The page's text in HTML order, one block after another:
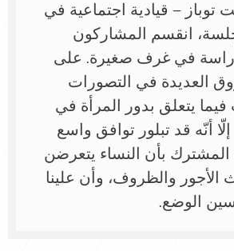
توباز – قيادية اجتماعية في
انقسم المشاركون
في غرف صغيرة. على
العديدة في التصورات
فيما يتعلق بدور المرأة في
إلّا أنّه قد تبلور توافق واسع
بأن النساء يتعرضن
الأجور والظروف، وأن علينا
الوضع.